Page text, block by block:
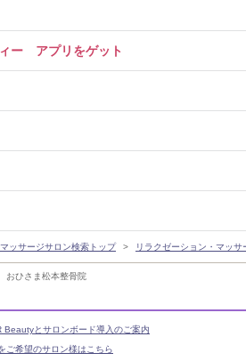
おひさま松本整骨院
ー アプリをゲット
ッサージサロン検索トップ リラクゼーション・マッ
Beautyとサロンボード導入のご案内
ご希望のサロン様はこちら